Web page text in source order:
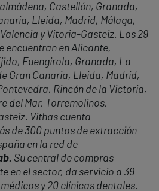
Castellón, Granada,
Lleida, Madrid, Málaga,
y Vitoria-Gasteiz. Los 29
encuentran en Alicante,
Fuengirola, Granada, La
Gran Canaria, Lleida, Madrid,
Rincón de la Victoria,
del Mar, Torremolinos,
Vithas cuenta
de 300 puntos de extracción
en la red de
Su central de compras
en el sector, da servicio a 39
y 20 clínicas dentales.